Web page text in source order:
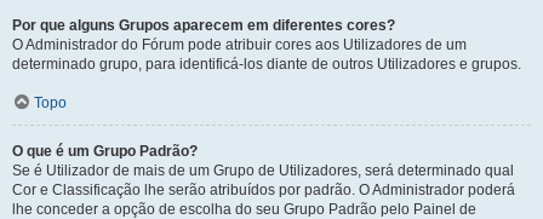
Por que alguns Grupos aparecem em diferentes cores?
O Administrador do Fórum pode atribuir cores aos Utilizadores de um
determinado grupo, para identificá-los diante de outros Utilizadores e grupos.
Topo
O que é um Grupo Padrão?
Se é Utilizador de mais de um Grupo de Utilizadores, será determinado qual
Cor e Classificação lhe serão atribuídos por padrão. O Administrador poderá
lhe conceder a opção de escolha do seu Grupo Padrão pelo Painel de